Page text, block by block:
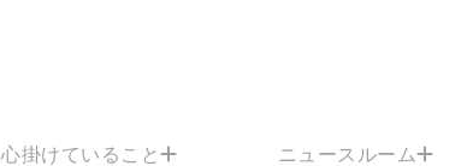
心掛けていること ニュースルーム